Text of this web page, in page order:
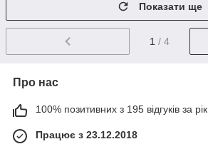
Показати ще
1 / 4
Про нас
100% позитивних з 195 відгуків за рік
Працює з 23.12.2018